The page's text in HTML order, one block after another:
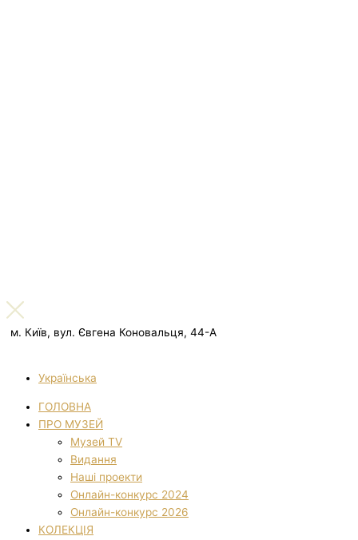
м. Київ, вул. Євгена Коновальця, 44-А
Українська
ГОЛОВНА
ПРО МУЗЕЙ
Музей TV
Видання
Наші проекти
Онлайн-конкурс 2024
Онлайн-конкурс 2026
КОЛЕКЦІЯ